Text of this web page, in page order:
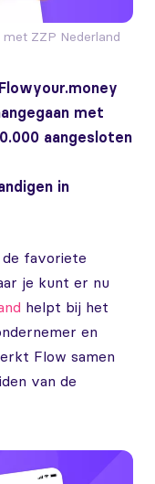
ZZP Nederland
met
aangesloten
in
favoriete
je kunt er nu
helpt bij het
en
Flow samen
van de